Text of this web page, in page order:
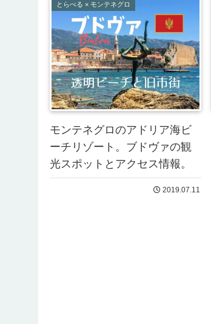
とらべる × モンテネグロ
モンテネグロのアドリア海ビ
ーチリゾート。ブドヴァの観
光スポットとアクセス情報。
2019.07.11